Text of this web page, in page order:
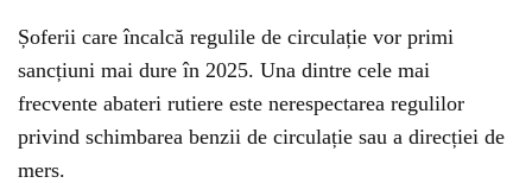
Șoferii care încalcă regulile de circulație vor primi
sancțiuni mai dure în 2025. Una dintre cele mai
frecvente abateri rutiere este nerespectarea regulilor
privind schimbarea benzii de circulație sau a direcției de
mers.